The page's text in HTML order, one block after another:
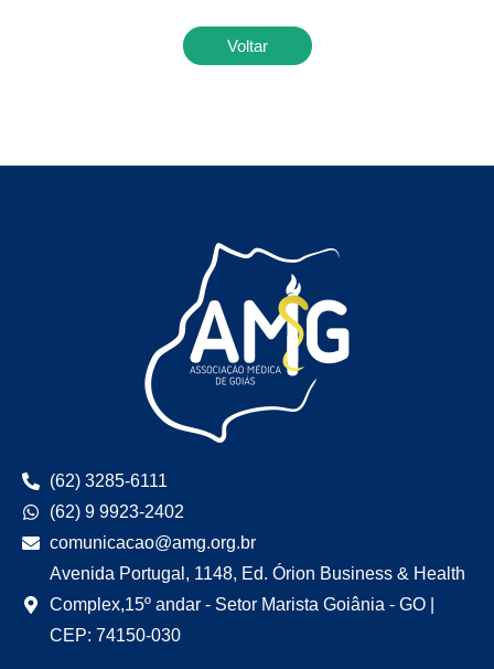
Voltar
(62) 3285-6111
(62) 9 9923-2402
comunicacao@amg.org.br
Avenida Portugal, 1148, Ed. Órion Business & Health
Complex,15º andar - Setor Marista Goiânia - GO |
CEP: 74150-030